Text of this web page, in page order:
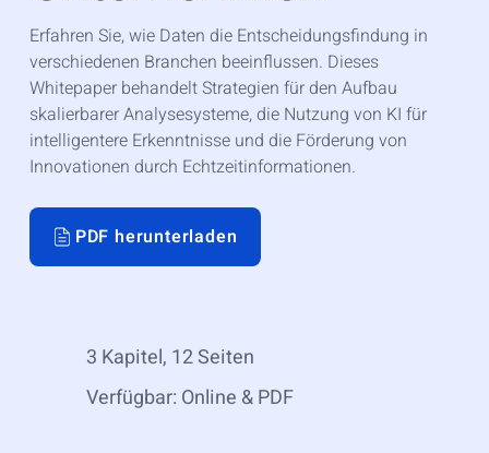
Erfahren Sie, wie Daten die Entscheidungsfindung in
verschiedenen Branchen beeinflussen. Dieses
Whitepaper behandelt Strategien für den Aufbau
skalierbarer Analysesysteme, die Nutzung von KI für
intelligentere Erkenntnisse und die Förderung von
Innovationen durch Echtzeitinformationen.
PDF herunterladen
3 Kapitel, 12 Seiten
Verfügbar: Online & PDF